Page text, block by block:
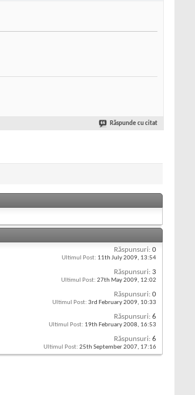
Răspunde cu citat
Răspunsuri: 0
Ultimul Post: 11th July 2009, 13:54
Răspunsuri: 3
Ultimul Post: 27th May 2009, 12:02
Răspunsuri: 0
Ultimul Post: 3rd February 2009, 10:33
Răspunsuri: 6
Ultimul Post: 19th February 2008, 16:53
Răspunsuri: 6
Ultimul Post: 25th September 2007, 17:16